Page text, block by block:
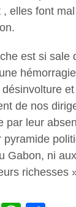
elles font
est si sale
de nos
par leur
pyramide
Gabon, ni
richesses